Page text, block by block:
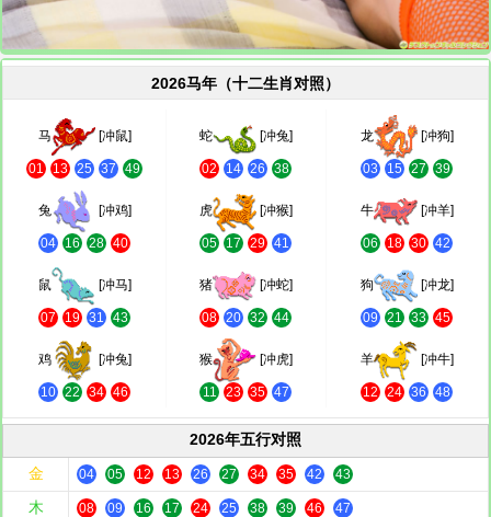
2026马年（十二生肖对照）
马 [冲鼠]
01 13 25 37 49
蛇 [冲兔]
02 14 26 38
龙 [冲狗]
03 15 27 39
兔 [冲鸡]
04 16 28 40
虎 [冲猴]
05 17 29 41
牛 [冲羊]
06 18 30 42
鼠 [冲马]
07 19 31 43
猪 [冲蛇]
08 20 32 44
狗 [冲龙]
09 21 33 45
鸡 [冲兔]
10 22 34 46
猴 [冲虎]
11 23 35 47
羊 [冲牛]
12 24 36 48
2026年五行对照
金
04 05 12 13 26 27 34 35 42 43
木 08 09 16 17 24 25 38 39 46 47